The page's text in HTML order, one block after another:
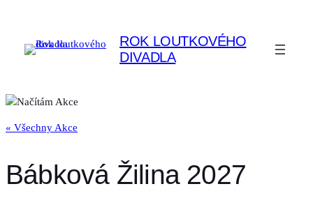
ROK LOUTKOVÉHO
DIVADLA
« Všechny Akce
Bábková Žilina 2027